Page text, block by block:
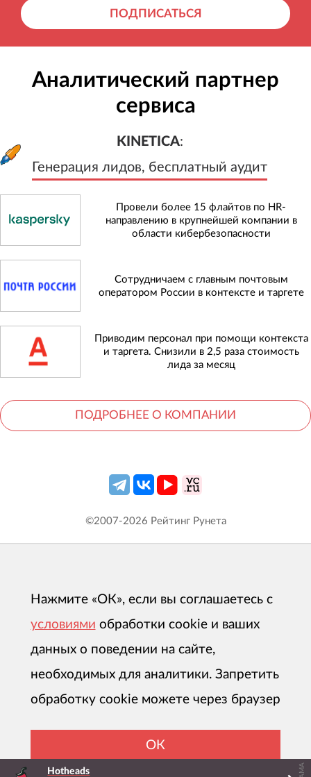
ПОДПИСАТЬСЯ
Аналитический партнер
сервиса
KINETICA:
Генерация лидов, бесплатный аудит
Генерация лидов, бесплатный
Провели более 15 флайтов по HR-
направлению в крупнейшей компании в
области кибербезопасности
Сотрудничаем с главным почтовым
оператором России в контексте и таргете
Приводим персонал при помощи контекста
и таргета. Снизили в 2,5 раза стоимость
лида за месяц
ПОДРОБНЕЕ О КОМПАНИИ
Hotheads
©2007-2026 Рейтинг Рунета
Нажмите «ОК», если вы соглашаетесь с
условиями обработки cookie и ваших
данных о поведении на сайте,
необходимых для аналитики. Запретить
обработку cookie можете через браузер
ОК